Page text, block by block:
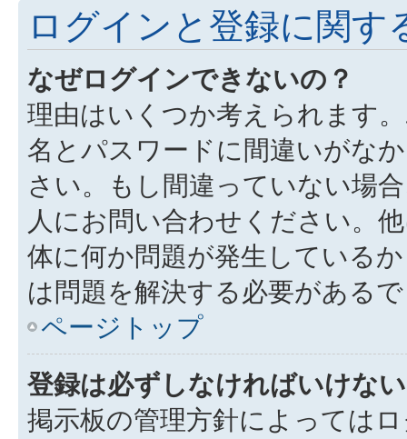
ログインと登録に関す
なぜログインできないの？
理由はいくつか考えられます
名とパスワードに間違いがな
さい。もし間違っていない場
人にお問い合わせください。
体に何か問題が発生している
は問題を解決する必要がある
ページトップ
登録は必ずしなければいけな
掲示板の管理方針によっては